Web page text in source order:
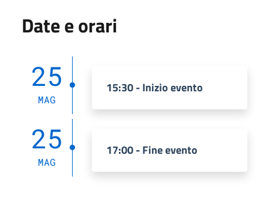
Date e orari
25
MAG
15:30 - Inizio evento
25
MAG
17:00 - Fine evento